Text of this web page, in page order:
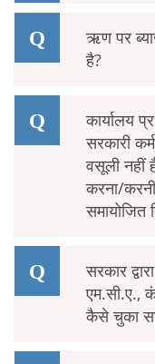
ऋण पर
है?
कार्यालय
सरकारी
वसूली नहीं
करना/
समायोजित
सरकार
एम.सी.ए.,
कैसे चुका